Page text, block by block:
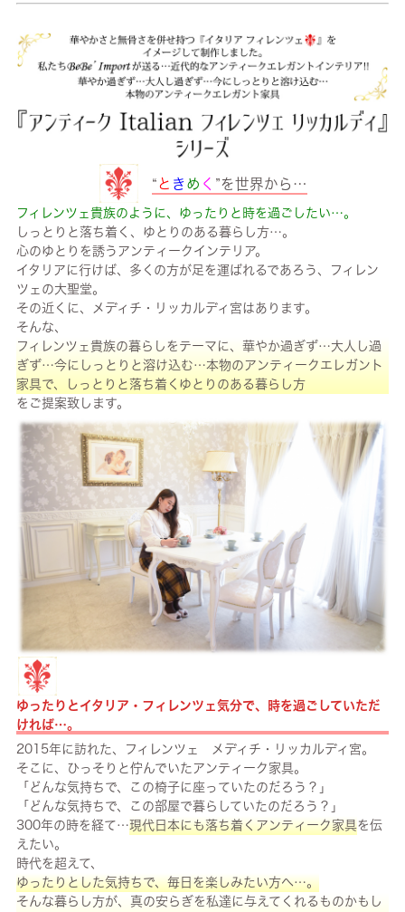
“と き め く ”を世界から…
フィレンツェ貴族のように、ゆったりと時を過ごしたい…。
しっとりと落ち着く、ゆとりのある暮らし方…。
心のゆとりを誘うアンティークインテリア。
イタリアに行けば、多くの方が足を運ばれるであろう、フィレン
ツェの大聖堂。
その近くに、メディチ・リッカルディ宮はあります。
そんな、
フィレンツェ貴族の暮らしをテーマに、華やか過ぎず…大人し過
ぎず…今にしっとりと溶け込む…本物のアンティークエレガント
家具で、しっとりと落ち着くゆとりのある暮らし方
をご提案致します。
ゆったりとイタリア・フィレンツェ気分で、時を過ごしていただ
ければ…。
2015年に訪れた、フィレンツェ メディチ・リッカルディ宮。
そこに、ひっそりと佇んでいたアンティーク家具。
「どんな気持ちで、この椅子に座っていたのだろう？」
「どんな気持ちで、この部屋で暮らしていたのだろう？」
300年の時を経て…現代日本にも落ち着くアンティーク家具を伝
えたい。
時代を超えて、
ゆったりとした気持ちで、毎日を楽しみたい方へ…。
そんな暮らし方が、真の安らぎを私達に与えてくれるものかもし